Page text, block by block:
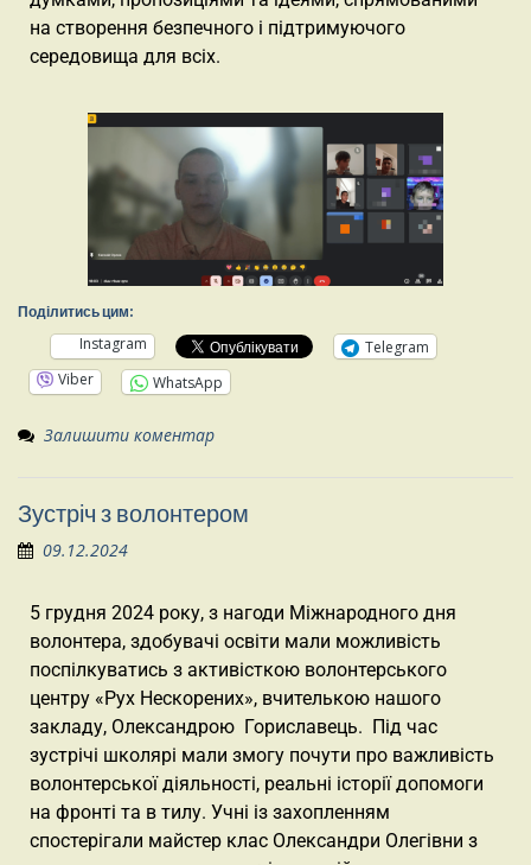
на створення безпечного і підтримуючого
середовища для всіх.
Поділитись цим:
Instagram
Telegram
Viber
WhatsApp
Залишити коментар
Зустріч з волонтером
09.12.2024
5 грудня 2024 року, з нагоди Міжнародного дня
волонтера, здобувачі освіти мали можливість
поспілкуватись з активісткою волонтерського
центру «Рух Нескорених», вчителькою нашого
закладу, Олександрою Гориславець. Під час
зустрічі школярі мали змогу почути про важливість
волонтерської діяльності, реальні історії допомоги
на фронті та в тилу. Учні із захопленням
спостерігали майстер клас Олександри Олегівни з